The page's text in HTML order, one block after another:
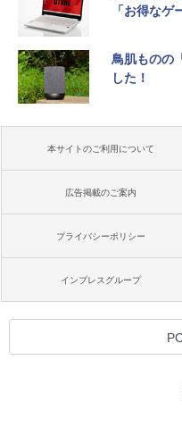
「お得なゲ
鳥肌ものの
した！
本サイトのご利用について
広告掲載のご案内
プライバシーポリシー
インプレスグループ